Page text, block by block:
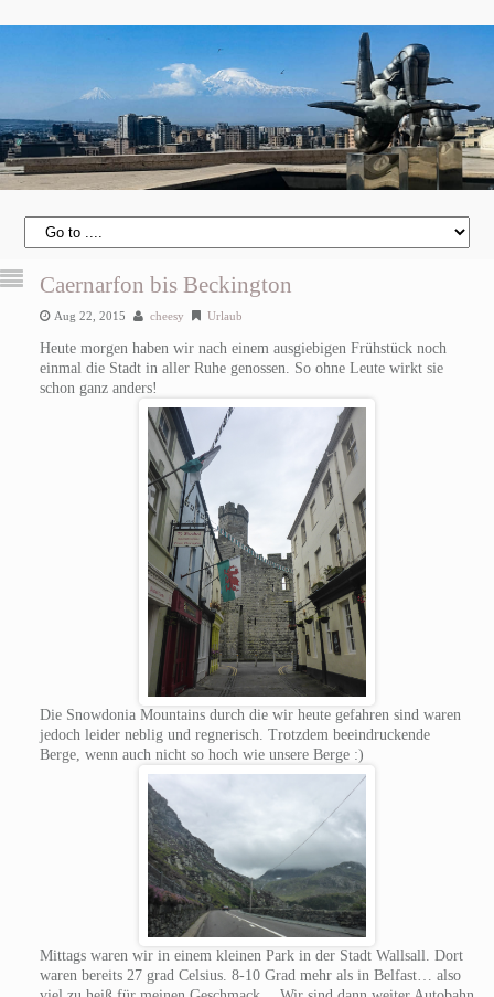
Caernarfon bis Beckington
Aug 22, 2015 cheesy Urlaub
Heute morgen haben wir nach einem ausgiebigen Frühstück noch
einmal die Stadt in aller Ruhe genossen. So ohne Leute wirkt sie
schon ganz anders!
Die Snowdonia Mountains durch die wir heute gefahren sind waren
jedoch leider neblig und regnerisch. Trotzdem beeindruckende
Berge, wenn auch nicht so hoch wie unsere Berge :)
Mittags waren wir in einem kleinen Park in der Stadt Wallsall. Dort
waren bereits 27 grad Celsius. 8-10 Grad mehr als in Belfast… also